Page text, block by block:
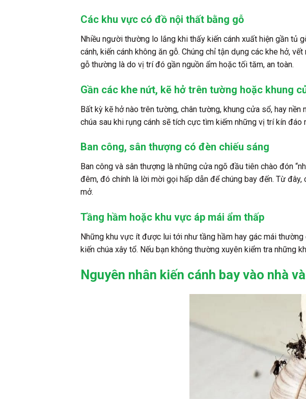
Các khu vực có đồ nội thất bằng gỗ
Nhiều người thường lo lắng khi thấy kiến cánh xuất hiện gần tủ
cánh, kiến cánh không ăn gỗ. Chúng chỉ tận dụng các khe hở,
gỗ thường là do vị trí đó gần nguồn ẩm hoặc tối tăm, an toàn.
Gần các khe nứt, kẽ hở trên tường hoặc khung
Bất kỳ kẽ hở nào trên tường, chân tường, khung cửa sổ, hay
chúa sau khi rụng cánh sẽ tích cực tìm kiếm những vị trí kín
Ban công, sân thượng có đèn chiếu sáng
Ban công và sân thượng là những cửa ngõ đầu tiên chào đón
đêm, đó chính là lời mời gọi hấp dẫn để chúng bay đến. Từ
mở.
Tầng hầm hoặc khu vực áp mái ẩm thấp
Những khu vực ít được lui tới như tầng hầm hay gác mái
kiến chúa xây tổ. Nếu bạn không thường xuyên kiểm tra những
Nguyên nhân kiến cánh bay vào nhà